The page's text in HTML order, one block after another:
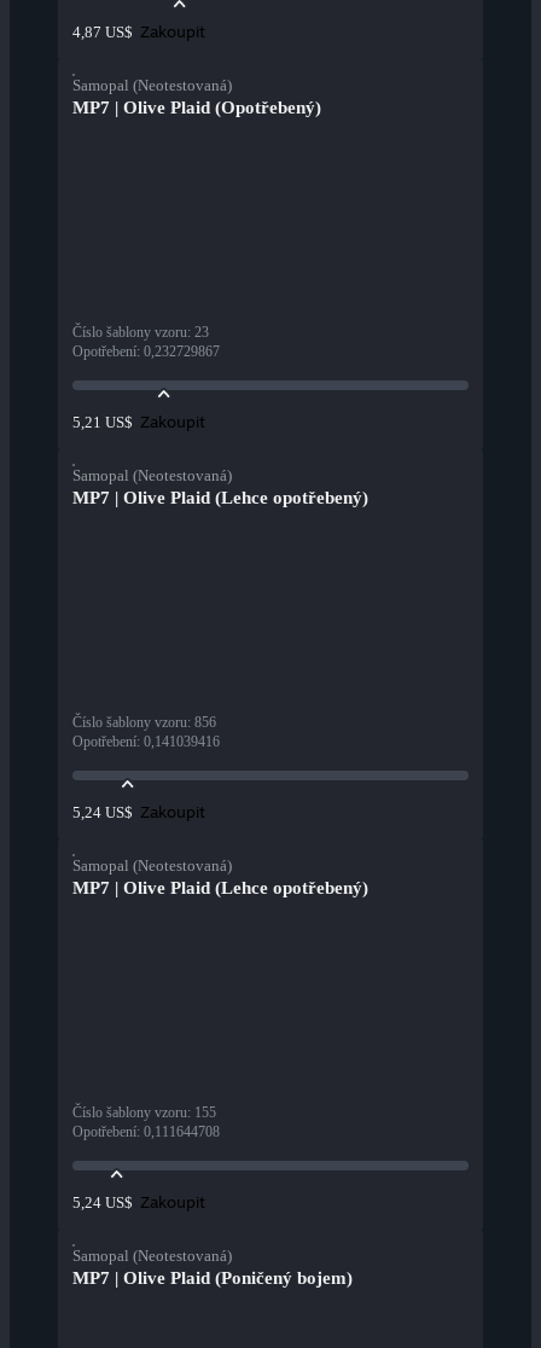
4,87 US$ Zakoupit
Samopal (Neotestovaná)
MP7 | Olive Plaid (Opotřebený)
Číslo šablony vzoru: 23
Opotřebení: 0,232729867
5,21 US$ Zakoupit
Samopal (Neotestovaná)
MP7 | Olive Plaid (Lehce opotřebený)
Číslo šablony vzoru: 856
Opotřebení: 0,141039416
5,24 US$ Zakoupit
Samopal (Neotestovaná)
MP7 | Olive Plaid (Lehce opotřebený)
Číslo šablony vzoru: 155
Opotřebení: 0,111644708
5,24 US$ Zakoupit
Samopal (Neotestovaná)
MP7 | Olive Plaid (Poničený bojem)